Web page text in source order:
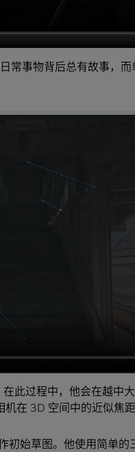
常事物背后总有故事，
此过程中，他会在越中
在 3D 空间中的近似焦距
始草图。他使用简单的